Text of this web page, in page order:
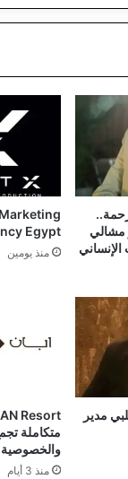
مشالي
Egypt
منذ يومين
مدير
متكاملة
والخصوصية
منذ 3 أيام